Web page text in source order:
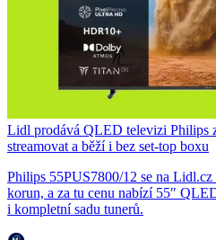
Lidl prodává QLED televizi Philips
streamovat a běží i bez set-top boxu
Philips 55PUS7800/12 se na
korun, a za tu cenu nabízí 55″
i kompletní sadu tunerů.